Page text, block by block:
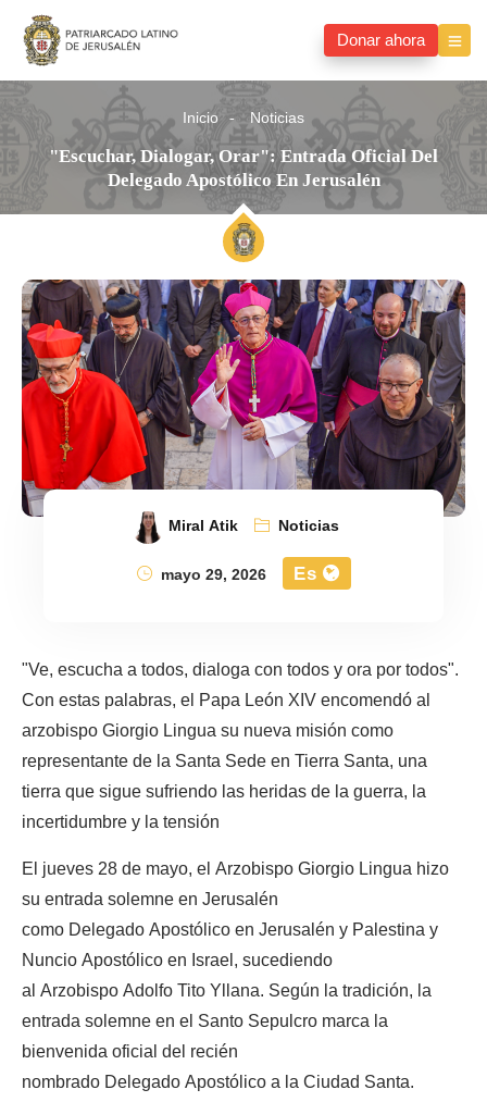
Donar ahora
Inicio Noticias
"Escuchar, Dialogar, Orar": Entrada Oficial Del
Delegado Apostólico En Jerusalén
Miral Atik
Noticias
mayo 29, 2026
Es
"Ve, escucha a todos, dialoga con todos y ora por todos".
Con estas palabras, el Papa León XIV encomendó al
arzobispo Giorgio Lingua su nueva misión como
representante de la Santa Sede en Tierra Santa, una
tierra que sigue sufriendo las heridas de la guerra, la
incertidumbre y la tensión
El jueves 28 de mayo, el Arzobispo Giorgio Lingua hizo
su entrada solemne en Jerusalén
como Delegado Apostólico en Jerusalén y Palestina y
Nuncio Apostólico en Israel, sucediendo
al Arzobispo Adolfo Tito Yllana. Según la tradición, la
entrada solemne en el Santo Sepulcro marca la
bienvenida oficial del recién
nombrado Delegado Apostólico a la Ciudad Santa.